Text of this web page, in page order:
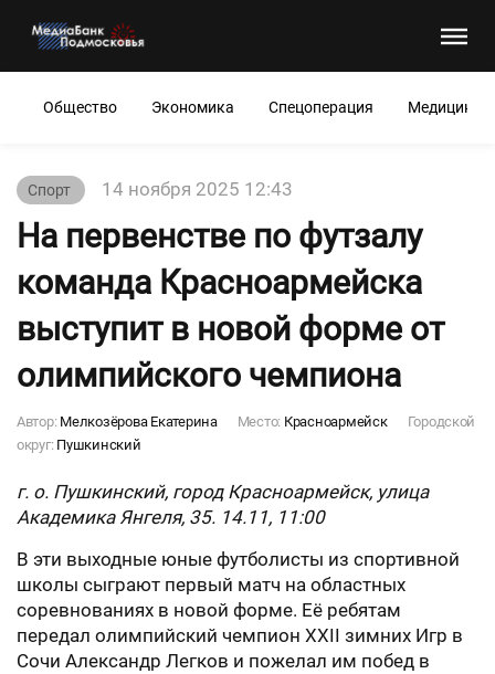
Общество Экономика Спецоперация Медицина
Спорт 14 ноября 2025 12:43
На первенстве по футзалу
команда Красноармейска
выступит в новой форме от
олимпийского чемпиона
Автор: Мелкозёрова Екатерина Место: Красноармейск
Городской
округ: Пушкинский
г. о. Пушкинский, город Красноармейск, улица
Академика Янгеля, 35. 14.11, 11:00
В эти выходные юные футболисты из спортивной
школы сыграют первый матч на областных
соревнованиях в новой форме. Её ребятам
передал олимпийский чемпион XXII зимних Игр в
Сочи Александр Легков и пожелал им побед в